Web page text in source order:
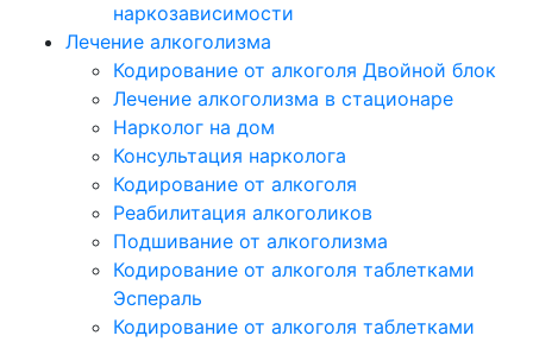
наркозависимости
Лечение алкоголизма
Кодирование от алкоголя Двойной блок
Лечение алкоголизма в стационаре
Нарколог на дом
Консультация нарколога
Кодирование от алкоголя
Реабилитация алкоголиков
Подшивание от алкоголизма
Кодирование от алкоголя таблетками
Эспераль
Кодирование от алкоголя таблетками